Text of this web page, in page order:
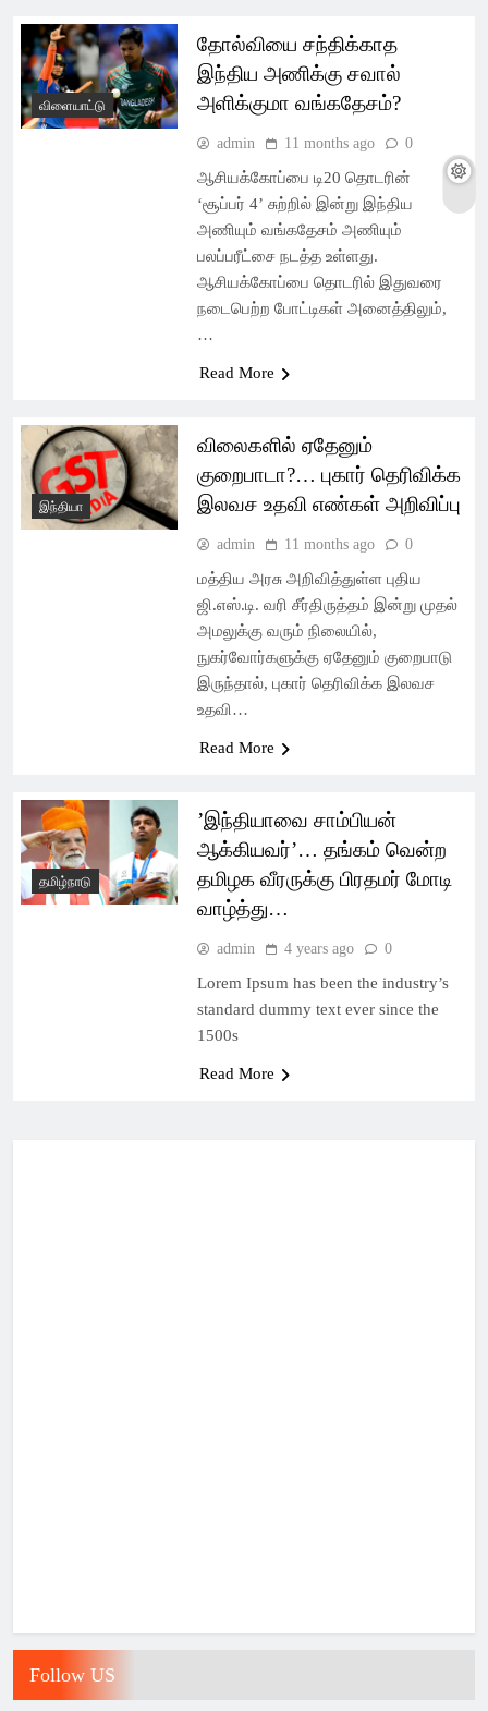
விளையாட்டு
தோல்வியை சந்திக்காத
இந்திய அணிக்கு சவால்
அளிக்குமா வங்கதேசம்?
admin 11 months ago 0
ஆசியக்கோப்பை டி20 தொடரின்
‘சூப்பர் 4’ சுற்றில் இன்று இந்திய
அணியும் வங்கதேசம் அணியும்
பலப்பரீட்சை நடத்த உள்ளது.
ஆசியக்கோப்பை தொடரில் இதுவரை
நடைபெற்ற போட்டிகள் அனைத்திலும்,
…
Read More
இந்தியா
விலைகளில் ஏதேனும்
குறைபாடா?… புகார் தெரிவிக்க
இலவச உதவி எண்கள் அறிவிப்பு
admin 11 months ago 0
மத்திய அரசு அறிவித்துள்ள புதிய
ஜி.எஸ்.டி. வரி சீர்திருத்தம் இன்று முதல்
அமலுக்கு வரும் நிலையில்,
நுகர்வோர்களுக்கு ஏதேனும் குறைபாடு
இருந்தால், புகார் தெரிவிக்க இலவச
உதவி…
Read More
தமிழ்நாடு
’இந்தியாவை சாம்பியன்
ஆக்கியவர்’… தங்கம் வென்ற
தமிழக வீரருக்கு பிரதமர் மோடி
வாழ்த்து…
admin 4 years ago 0
Lorem Ipsum has been the industry’s
standard dummy text ever since the
1500s
Read More
Follow US